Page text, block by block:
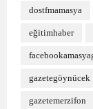
dostfmamasya
eğitimhaber
gazetegöynücek
gazetemerzifon